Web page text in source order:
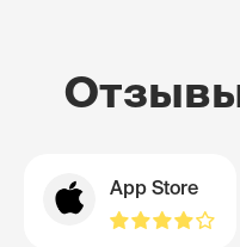
App Store